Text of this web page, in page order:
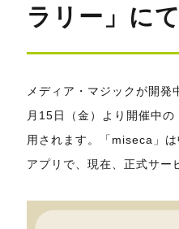
ラリー」に
メディア・マジックが開
月15日（金）より開催中
用されます。「miseca」
アプリで、現在、正式サー